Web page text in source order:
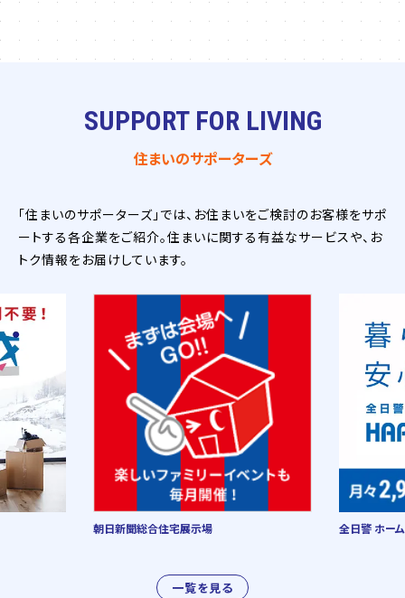
SUPPORT FOR LIVING
住まいのサポーターズ
「住まいのサポーターズ」では、お住まいをご検討のお客様をサポ
ートする各企業をご紹介。住まいに関する有益なサービスや、お
トク情報をお届けしています。
一覧を見る
朝日新聞総合住宅展示場 全日警 ホー